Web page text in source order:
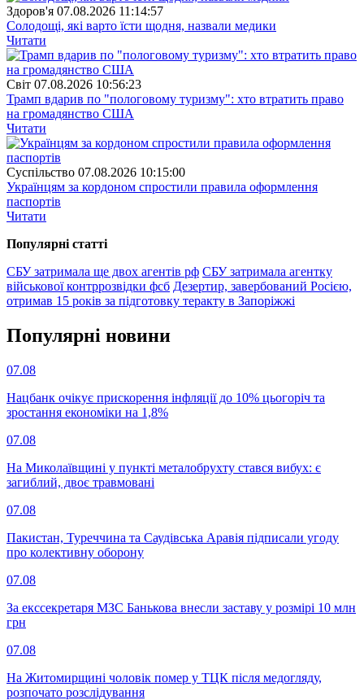
Здоров'я 07.08.2026 11:14:57
Солодощі, які варто їсти щодня, назвали медики
Читати
Свiт 07.08.2026 10:56:23
Трамп вдарив по "пологовому туризму": хто втратить право
на громадянство США
Читати
Суспiльство 07.08.2026 10:15:00
Українцям за кордоном спростили правила оформлення
паспортів
Читати
Популярнi статтi
СБУ затримала ще двох агентів рф СБУ затримала агентку
військової контррозвідки фсб Дезертир, завербований Росією,
отримав 15 років за підготовку теракту в Запоріжжі
Популярнi новини
07.08
Нацбанк очікує прискорення інфляції до 10% цьогоріч та
зростання економіки на 1,8%
07.08
На Миколаївщині у пункті металобрухту стався вибух: є
загиблий, двоє травмовані
07.08
Пакистан, Туреччина та Саудівська Аравія підписали угоду
про колективну оборону
07.08
За екссекретаря МЗС Банькова внесли заставу у розмірі 10 млн
грн
07.08
На Житомирщині чоловік помер у ТЦК після медогляду,
розпочато розслідування